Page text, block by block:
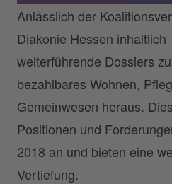
Anlässlich der
Diakonie Hessen inhaltlich
weiterführende Dossiers
bezahlbares Wohnen,
Gemeinwesen heraus.
Positionen und
2018 an und bieten eine
Vertiefung.